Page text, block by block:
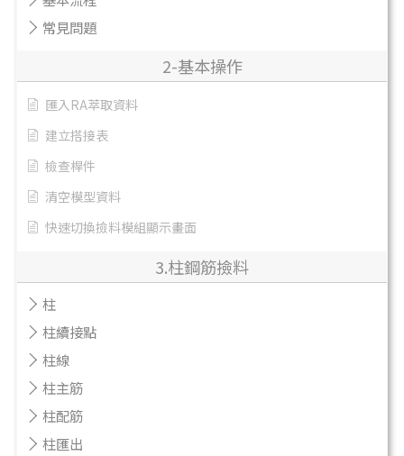
常見問題
2-基本操作
匯入RA萃取資料
建立搭接表
檢查桿件
清空模型資料
快速切換撿料模組顯示畫面
3.柱鋼筋撿料
柱
柱續接點
柱線
柱主筋
柱配筋
柱匯出